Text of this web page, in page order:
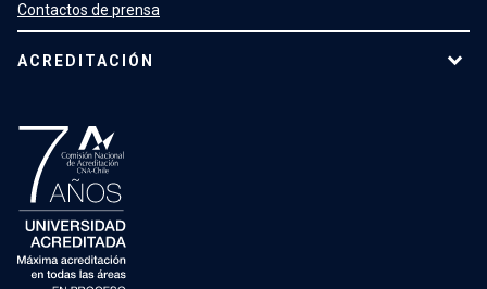
Contactos de prensa
ACREDITACIÓN